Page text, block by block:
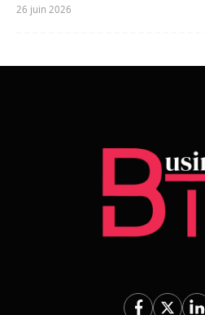
26 juin 2026